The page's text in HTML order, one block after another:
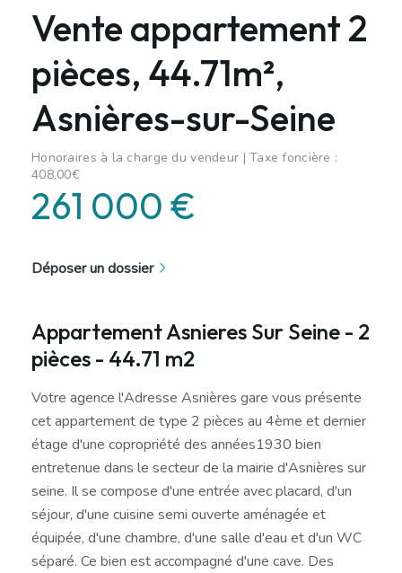
Vente appartement 2
pièces, 44.71m²,
Asnières-sur-Seine
Honoraires à la charge du vendeur | Taxe foncière :
408,00€
261 000 €
Déposer un dossier
Appartement Asnieres Sur Seine - 2
pièces - 44.71 m2
Votre agence l'Adresse Asnières gare vous présente
cet appartement de type 2 pièces au 4ème et dernier
étage d'une copropriété des années1930 bien
entretenue dans le secteur de la mairie d'Asnières sur
seine. Il se compose d'une entrée avec placard, d'un
séjour, d'une cuisine semi ouverte aménagée et
équipée, d'une chambre, d'une salle d'eau et d'un WC
séparé. Ce bien est accompagné d'une cave. Des